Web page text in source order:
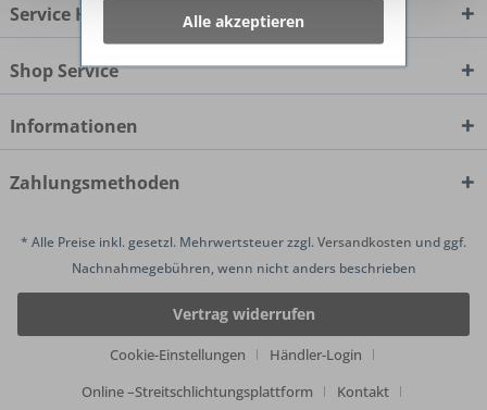
Service Hotline
Shop Service
Informationen
Zahlungsmethoden
* Alle Preise inkl. gesetzl. Mehrwertsteuer zzgl.Versandkosten und ggf.
Nachnahmegebühren, wenn nicht anders beschrieben
Vertrag widerrufen
Cookie-Einstellungen
Händler-Login
Online –Streitschlichtungsplattform
Kontakt
Alle akzeptieren